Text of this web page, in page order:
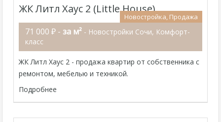
ЖК Литл Хаус 2 (Little House)
Новостройка, Продажа
71 000 ₽ - за м² - Новостройки Сочи, Комфорт-
класс
ЖК Литл Хаус 2 - продажа квартир от собственника с
ремонтом, мебелью и техникой.
Подробнее